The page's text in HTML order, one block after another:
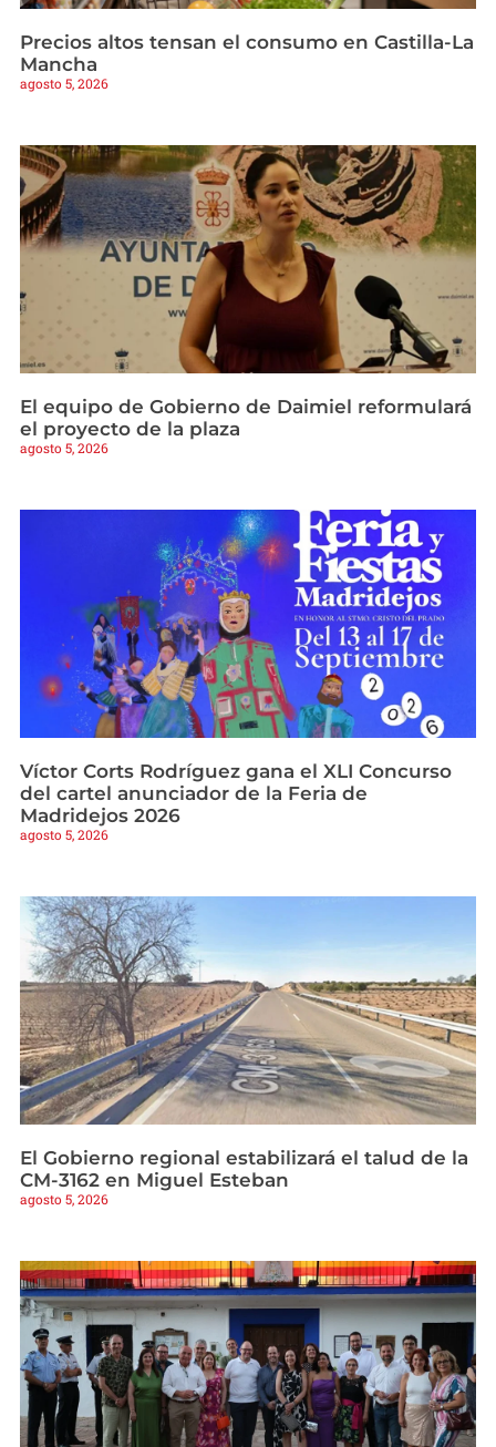
Precios altos tensan el consumo en Castilla-La
Mancha
agosto 5, 2026
El equipo de Gobierno de Daimiel reformulará
el proyecto de la plaza
agosto 5, 2026
Víctor Corts Rodríguez gana el XLI Concurso
del cartel anunciador de la Feria de
Madridejos 2026
agosto 5, 2026
El Gobierno regional estabilizará el talud de la
CM-3162 en Miguel Esteban
agosto 5, 2026